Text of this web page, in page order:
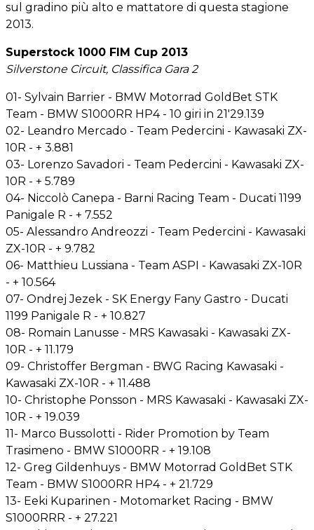
sul gradino più alto e mattatore di questa stagione
2013.
Superstock 1000 FIM Cup 2013
Silverstone Circuit, Classifica Gara 2
01- Sylvain Barrier - BMW Motorrad GoldBet STK
Team - BMW S1000RR HP4 - 10 giri in 21'29.139
02- Leandro Mercado - Team Pedercini - Kawasaki ZX-
10R - + 3.881
03- Lorenzo Savadori - Team Pedercini - Kawasaki ZX-
10R - + 5.789
04- Niccolò Canepa - Barni Racing Team - Ducati 1199
Panigale R - + 7.552
05- Alessandro Andreozzi - Team Pedercini - Kawasaki
ZX-10R - + 9.782
06- Matthieu Lussiana - Team ASPI - Kawasaki ZX-10R
- + 10.564
07- Ondrej Jezek - SK Energy Fany Gastro - Ducati
1199 Panigale R - + 10.827
08- Romain Lanusse - MRS Kawasaki - Kawasaki ZX-
10R - + 11.179
09- Christoffer Bergman - BWG Racing Kawasaki -
Kawasaki ZX-10R - + 11.488
10- Christophe Ponsson - MRS Kawasaki - Kawasaki ZX-
10R - + 19.039
11- Marco Bussolotti - Rider Promotion by Team
Trasimeno - BMW S1000RR - + 19.108
12- Greg Gildenhuys - BMW Motorrad GoldBet STK
Team - BMW S1000RR HP4 - + 21.729
13- Eeki Kuparinen - Motomarket Racing - BMW
S1000RRR - + 27.221